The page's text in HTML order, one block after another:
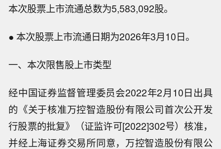
本次股票上市流通总数为5,583,092股。
● 本次股票上市流通日期为2026年3月10日。
一、本次限售股上市类型
经中国证券监督管理委员会2022年2月10日出具
的《关于核准万控智造股份有限公司首次公开发
行股票的批复》（证监许可[2022]302号）核准，
并经上海证券交易所同意，万控智造股份有限公